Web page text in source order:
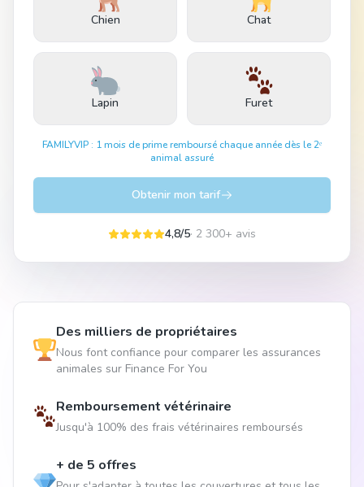
Chien Chat
Lapin Furet
FAMILYVIP : 1 mois de prime remboursé chaque année dès le 2ᵉ
animal assuré
Obtenir mon tarif
4,8/5· 2 300+ avis
Des milliers de propriétaires
Nous font confiance pour comparer les assurances
animales sur Finance For You
Remboursement vétérinaire
Jusqu'à 100% des frais vétérinaires remboursés
+ de 5 offres